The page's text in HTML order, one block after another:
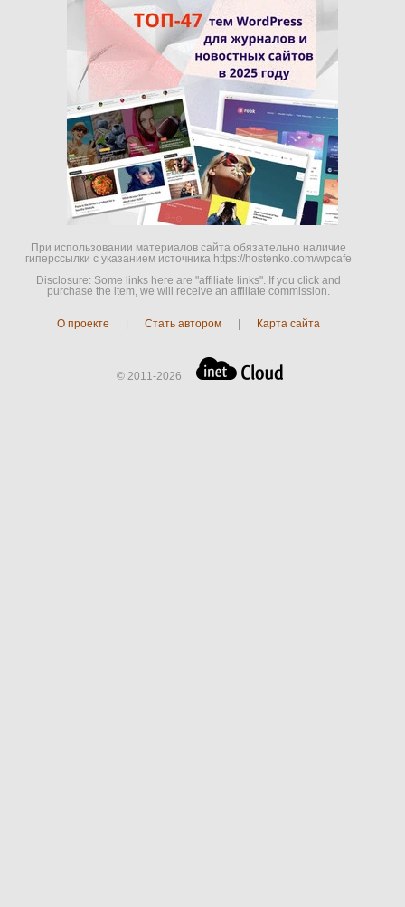
При использовании материалов сайта обязательно наличие
гиперссылки c указанием источника https://hostenko.com/wpcafe
Disclosure: Some links here are "affiliate links". If you click and
purchase the item, we will receive an affiliate commission.
О проекте | Стать автором | Карта сайта
© 2011-2026